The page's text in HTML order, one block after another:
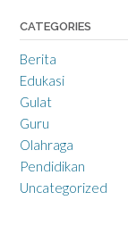
CATEGORIES
Berita
Edukasi
Gulat
Guru
Olahraga
Pendidikan
Uncategorized